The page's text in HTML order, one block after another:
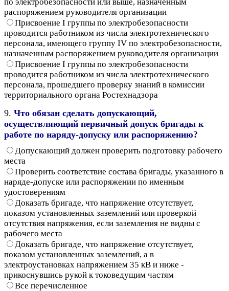
распоряжением руководителя организации
Присвоение I группы по электробезопасности
проводится работником из числа электротехнического
персонала, имеющего группу IV по электробезопасности,
назначенным распоряжением руководителя организации
Присвоение I группы по электробезопасности
проводится работником из числа электротехнического
персонала, прошедшего проверку знаний в комиссии
территориального органа Ростехнадзора
9. Что обязан сделать допускающий,
осуществляющий первичный допуск бригады к
работе по наряду-допуску или распоряжению?
Допускающий должен проверить подготовку рабочего
места
Проверить соответствие состава бригады, указанного в
наряде-допуске или распоряжении по именным
удостоверениям
Доказать бригаде, что напряжение отсутствует,
показом установленных заземлений или проверкой
отсутствия напряжения, если заземления не видны с
рабочего места
Доказать бригаде, что напряжение отсутствует,
показом установленных заземлений, а в
электроустановках напряжением 35 кВ и ниже -
прикоснувшись рукой к токоведущим частям
Все перечисленное